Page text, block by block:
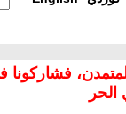
الحر